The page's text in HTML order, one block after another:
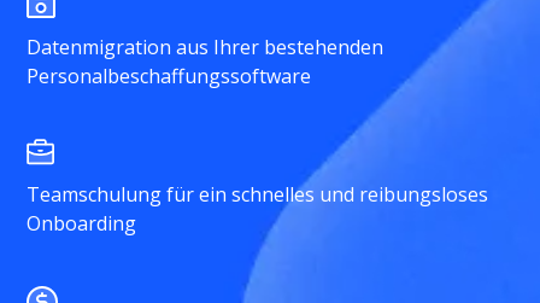
Datenmigration aus Ihrer bestehenden
Personalbeschaffungssoftware
Teamschulung für ein schnelles und reibungsloses
Onboarding